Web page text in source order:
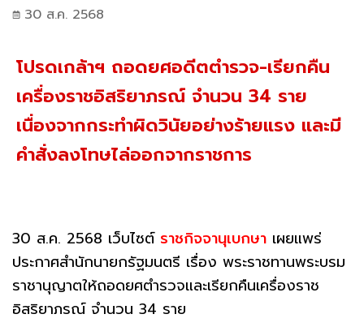
30 ส.ค. 2568
โปรดเกล้าฯ ถอดยศอดีตตำรวจ-เรียกคืน
เครื่องราชอิสริยาภรณ์ จำนวน 34 ราย
เนื่องจากกระทำผิดวินัยอย่างร้ายแรง และมี
คำสั่งลงโทษไล่ออกจากราชการ
30 ส.ค. 2568 เว็บไซต์ ราชกิจจานุเบกษา เผยแพร่
ประกาศสำนักนายกรัฐมนตรี เรื่อง พระราชทานพระบรม
ราชานุญาตให้ถอดยศตำรวจและเรียกคืนเครื่องราช
อิสริยาภรณ์ จำนวน 34 ราย